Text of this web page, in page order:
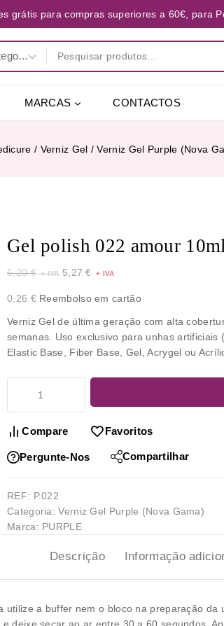
grátis para compras superiores a 60€, para
MARCAS CONTACTOS
/ Verniz Gel / Verniz Gel Purple (Nova
Gel polish 022 amour 10ml
6,20€ 5,27€
0,26 €Reembolso em cartão
Verniz Gel de última geração com alta
semanas. Uso exclusivo para unhas artificiais
Elastic Base, Fiber Base, Gel, Acrygel ou
Compare Favoritos
Pergunte-Nos Compartilhar
REF: P.022
Categoria:Verniz Gel Purple (Nova Gama)
Marca: PURPLE
Descrição Informação
a buffer nem o bloco na preparação